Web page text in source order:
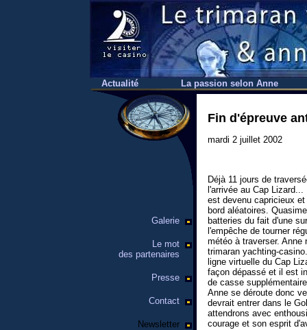
Actualité La passion selon Anne
Galerie
Le mot
des partenaires
Presse
Contact
Newsletter
Fin d'épreuve
mardi 2 juillet 2002
Déjà 11 jours de
l'arrivée au Cap
est devenu capricieux
bord aléatoires.
batteries du fait d'une
l'empêche de tourner
météo à traverser.
trimaran yachting-
ligne virtuelle du Cap
façon dépassé et il est
de casse
Anne se déroute donc
devrait entrer dans le
attendrons avec
courage et son esprit